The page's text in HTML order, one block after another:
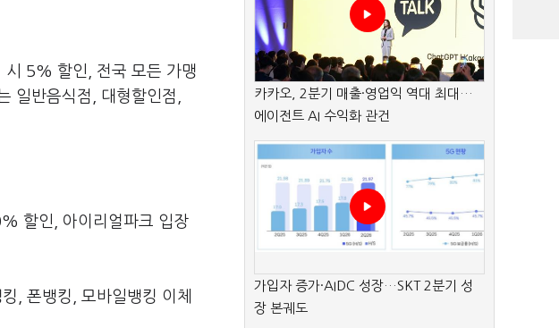
시 5% 할인, 전국 모든 가맹
일반음식점, 대형할인점,
할인, 아이리얼파크 입장
, 폰뱅킹, 모바일뱅킹 이체
카카오, 2분기 매출·영업익 역대 최대…
에이전트 AI 수익화 관건
가입자 증가·AIDC 성장…SKT 2분기 성
장 본궤도